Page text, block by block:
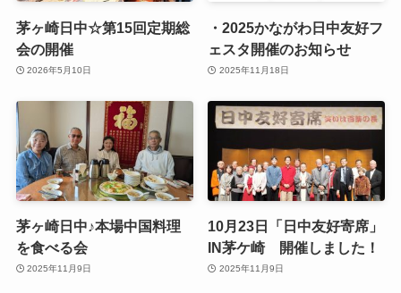
茅ヶ崎日中☆第15回定期総
会の開催
2026年5月10日
・2025かながわ日中友好フ
ェスタ開催のお知らせ
2025年11月18日
茅ヶ崎日中♪本場中国料理
を食べる会
2025年11月9日
10月23日「日中友好寄席」
IN茅ケ崎 開催しました！
2025年11月9日